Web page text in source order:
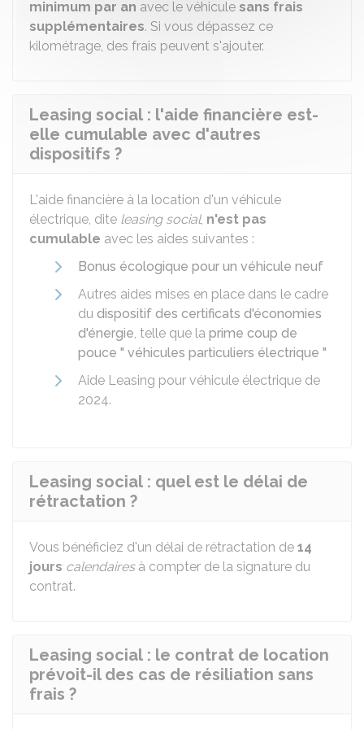
minimum par an avec le véhicule sans frais
supplémentaires. Si vous dépassez ce
kilométrage, des frais peuvent s'ajouter.
Leasing social : l'aide financière est-
elle cumulable avec d'autres
dispositifs ?
L'aide financière à la location d'un véhicule
électrique, dite leasing social, n'est pas
cumulable avec les aides suivantes :
Bonus écologique pour un véhicule neuf
Autres aides mises en place dans le cadre
du dispositif des certificats d'économies
d'énergie, telle que la prime coup de
pouce " véhicules particuliers électrique "
Aide Leasing pour véhicule électrique de
2024.
Leasing social : quel est le délai de
rétractation ?
Vous bénéficiez d'un délai de rétractation de 14
jours calendairesà compter de la signature du
contrat.
Leasing social : le contrat de location
prévoit-il des cas de résiliation sans
frais ?